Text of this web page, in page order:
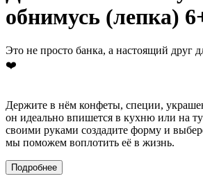
обнимусь (лепка)
Это не просто банка, а настоящий друг
❤️
Держите в нём конфеты, специи,
он идеально впишется в кухню или на
своими руками создадите форму и
мы поможем воплотить её в жизнь.
Подробнее